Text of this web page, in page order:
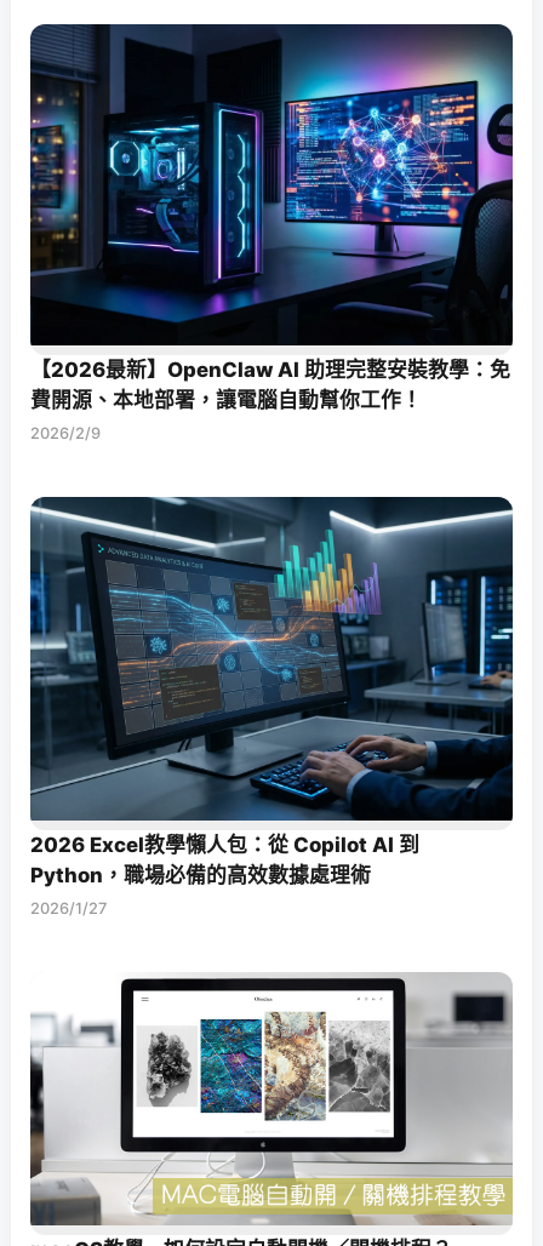
【2026最新】OpenClaw AI 助理完整安裝教學：免
費開源、本地部署，讓電腦自動幫你工作！
2026/2/9
2026 Excel教學懶人包：從 Copilot AI 到
Python，職場必備的高效數據處理術
2026/1/27